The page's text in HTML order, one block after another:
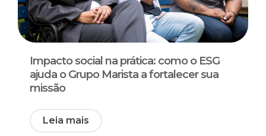
Impacto social na prática: como o ESG
ajuda o Grupo Marista a fortalecer sua
missão
Leia mais